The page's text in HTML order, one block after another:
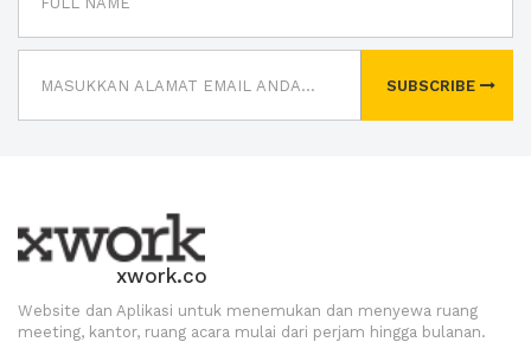
SUBSCRIBE
xwork.co
Website dan Aplikasi untuk menemukan dan menyewa ruang
meeting, kantor, ruang acara mulai dari perjam hingga bulanan.